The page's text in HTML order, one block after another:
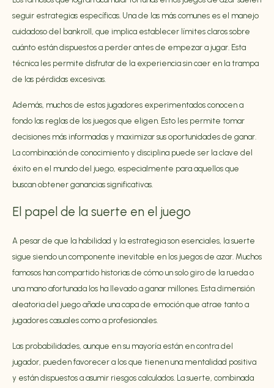
seguir estrategias específicas. Una de las más comunes es el manejo
cuidadoso del bankroll, que implica establecer límites claros sobre
cuánto están dispuestos a perder antes de empezar a jugar. Esta
técnica les permite disfrutar de la experiencia sin caer en la trampa
de las pérdidas excesivas.
Además, muchos de estos jugadores experimentados conocen a
fondo las reglas de los juegos que eligen. Esto les permite tomar
decisiones más informadas y maximizar sus oportunidades de ganar.
La combinación de conocimiento y disciplina puede ser la clave del
éxito en el mundo del juego, especialmente para aquellos que
buscan obtener ganancias significativas.
El papel de la suerte en el juego
A pesar de que la habilidad y la estrategia son esenciales, la suerte
sigue siendo un componente inevitable en los juegos de azar. Muchos
famosos han compartido historias de cómo un solo giro de la rueda o
una mano afortunada los ha llevado a ganar millones. Esta dimensión
aleatoria del juego añade una capa de emoción que atrae tanto a
jugadores casuales como a profesionales.
Las probabilidades, aunque en su mayoría están en contra del
jugador, pueden favorecer a los que tienen una mentalidad positiva
y están dispuestos a asumir riesgos calculados. La suerte, combinada